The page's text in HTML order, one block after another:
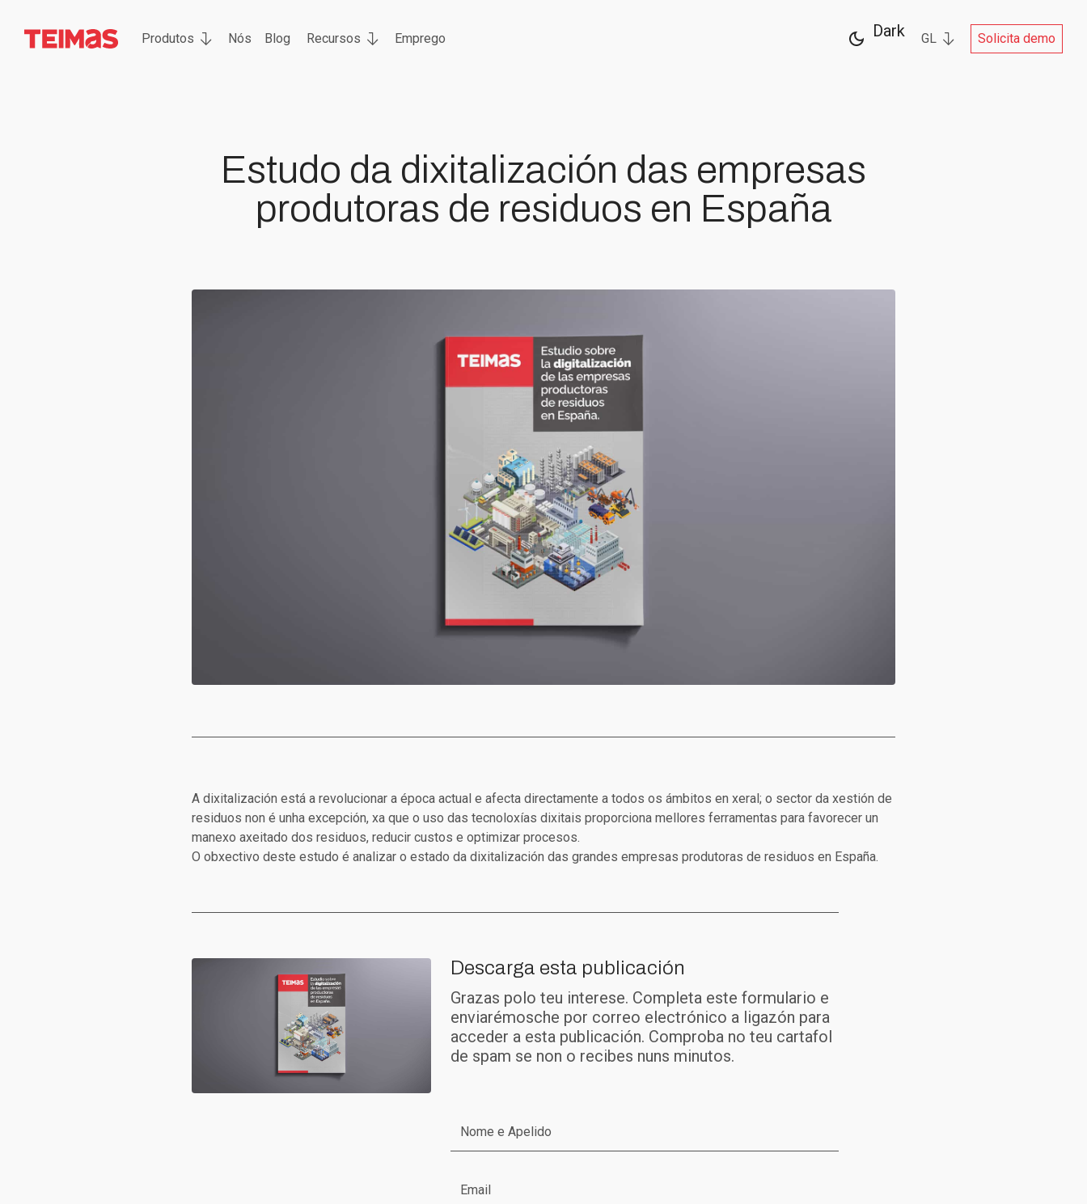
Produtos Nós Blog Recursos Emprego Solicita demo
GL
Dark
Estudo da dixitalización das empresas
produtoras de residuos en España
A dixitalización está a revolucionar a época actual e afecta directamente a todos os ámbitos en xeral; o sector da xestión de
residuos non é unha excepción, xa que o uso das tecnoloxías dixitais proporciona mellores ferramentas para favorecer un
manexo axeitado dos residuos, reducir custos e optimizar procesos.
O obxectivo deste estudo é analizar o estado da dixitalización das grandes empresas produtoras de residuos en España.
Descarga esta publicación
Grazas polo teu interese. Completa este formulario e
enviarémosche por correo electrónico a ligazón para
acceder a esta publicación. Comproba no teu cartafol
de spam se non o recibes nuns minutos.